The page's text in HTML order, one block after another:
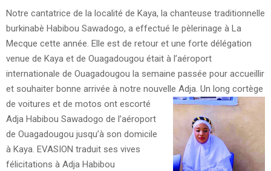
Notre cantatrice de la localité de Kaya, la chanteuse traditionnelle
burkinabè Habibou Sawadogo, a effectué le pèlerinage à La
Mecque cette année. Elle est de retour et une forte délégation
venue de Kaya et de Ouagadougou était à l’aéroport
internationale de Ouagadougou la semaine passée pour accueillir
et souhaiter bonne arrivée à notre nouvelle Adja. Un long cortège
de voitures et de motos ont escorté
Adja Habibou Sawadogo de l’aéroport
de Ouagadougou jusqu’à son domicile
à Kaya. EVASION traduit ses vives
félicitations à Adja Habibou